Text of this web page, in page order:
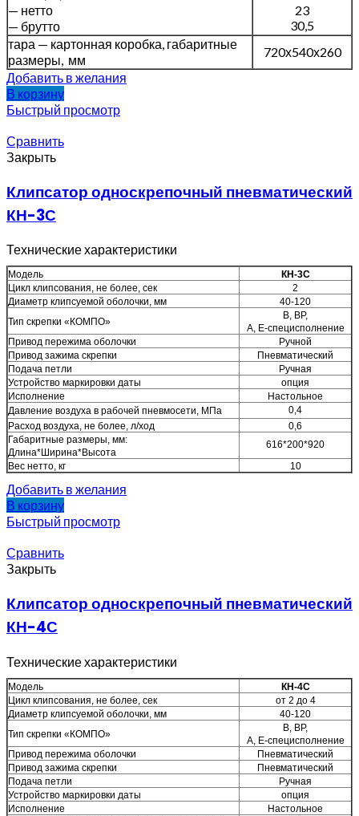
— нетто
— брутто
23
30,5
тара — картонная коробка, габаритные
размеры, мм
720х540х260
Добавить в желания
В корзину
Быстрый просмотр
Сравнить
Закрыть
Клипсатор односкрепочный пневматический
КН-3С
Технические характеристики
Модель
КН-3С
Цикл клипсования, не более, сек
2
Диаметр клипсуемой оболочки, мм
40-120
Тип скрепки «КОМПО»
В, ВР,
А, Е-специсполнение
Привод пережима оболочки
Ручной
Привод зажима скрепки
Пневматический
Подача петли
Ручная
Устройство маркировки даты
опция
Исполнение
Настольное
Давление воздуха в рабочей пневмосети, МПа
0,4
Расход воздуха, не более, л/ход
0,6
Габаритные размеры, мм:
Длина*Ширина*Высота
616*200*920
Вес нетто, кг
10
Добавить в желания
В корзину
Быстрый просмотр
Сравнить
Закрыть
Клипсатор односкрепочный пневматический
КН-4С
Технические характеристики
Модель
КН-4С
Цикл клипсования, не более, сек
от 2 до 4
Диаметр клипсуемой оболочки, мм
40-120
Тип скрепки «КОМПО»
В, ВР,
А, Е-специсполнение
Привод пережима оболочки
Пневматический
Привод зажима скрепки
Пневматический
Подача петли
Ручная
Устройство маркировки даты
опция
Исполнение
Настольное